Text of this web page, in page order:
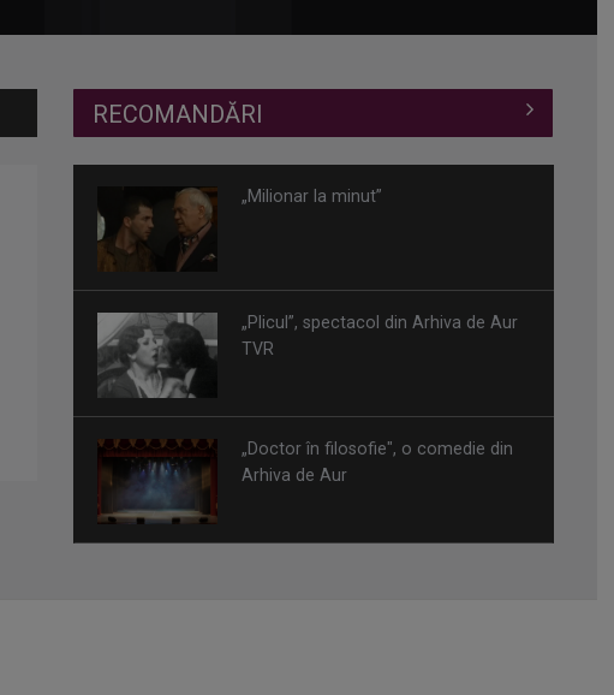
RECOMANDĂRI
„Milionar la minut”
„Plicul”, spectacol din Arhiva de Aur
TVR
„Doctor în filosofie", o comedie din
Arhiva de Aur